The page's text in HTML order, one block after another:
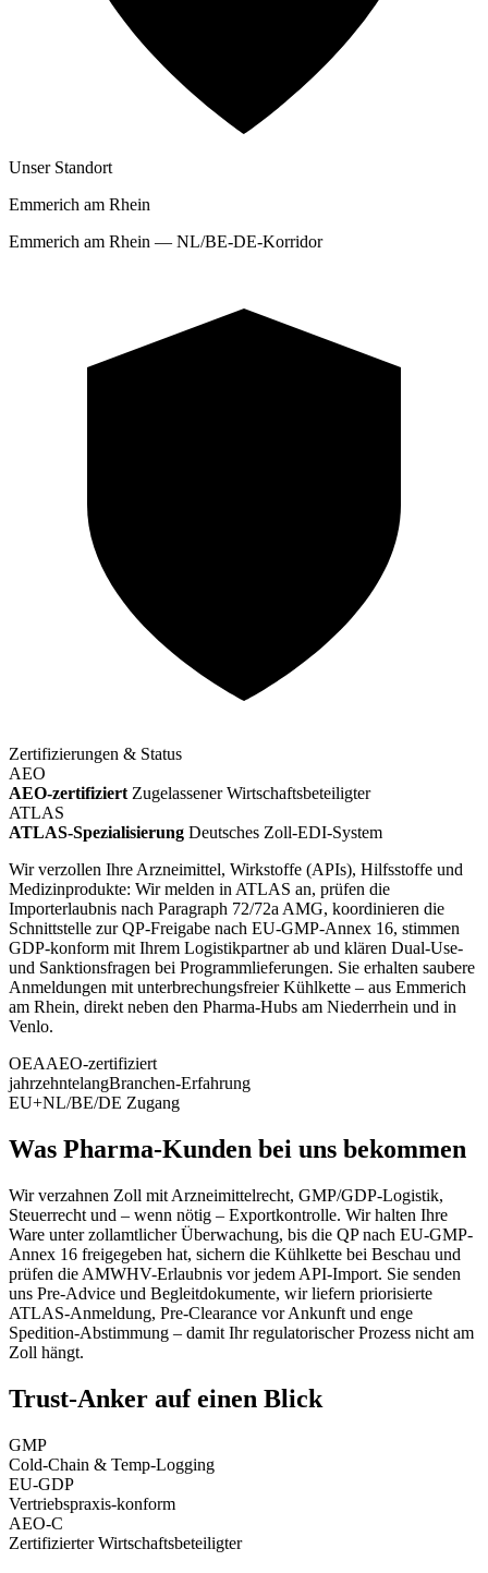
Unser Standort
Emmerich am Rhein
Emmerich am Rhein — NL/BE-DE-Korridor
Zertifizierungen & Status
AEO
AEO-zertifiziert Zugelassener Wirtschaftsbeteiligter
ATLAS
ATLAS-Spezialisierung Deutsches Zoll-EDI-System
Wir verzollen Ihre Arzneimittel, Wirkstoffe (APIs), Hilfsstoffe und
Medizinprodukte: Wir melden in ATLAS an, prüfen die
Importerlaubnis nach Paragraph 72/72a AMG, koordinieren die
Schnittstelle zur QP-Freigabe nach EU-GMP-Annex 16, stimmen
GDP-konform mit Ihrem Logistikpartner ab und klären Dual-Use-
und Sanktionsfragen bei Programmlieferungen. Sie erhalten saubere
Anmeldungen mit unterbrechungsfreier Kühlkette – aus Emmerich
am Rhein, direkt neben den Pharma-Hubs am Niederrhein und in
Venlo.
OEAAEO-zertifiziert
jahrzehntelangBranchen-Erfahrung
EU+NL/BE/DE Zugang
Was Pharma-Kunden bei uns bekommen
Wir verzahnen Zoll mit Arzneimittelrecht, GMP/GDP-Logistik,
Steuerrecht und – wenn nötig – Exportkontrolle. Wir halten Ihre
Ware unter zollamtlicher Überwachung, bis die QP nach EU-GMP-
Annex 16 freigegeben hat, sichern die Kühlkette bei Beschau und
prüfen die AMWHV-Erlaubnis vor jedem API-Import. Sie senden
uns Pre-Advice und Begleitdokumente, wir liefern priorisierte
ATLAS-Anmeldung, Pre-Clearance vor Ankunft und enge
Spedition-Abstimmung – damit Ihr regulatorischer Prozess nicht am
Zoll hängt.
Trust-Anker auf einen Blick
GMP
Cold-Chain & Temp-Logging
EU-GDP
Vertriebspraxis-konform
AEO-C
Zertifizierter Wirtschaftsbeteiligter